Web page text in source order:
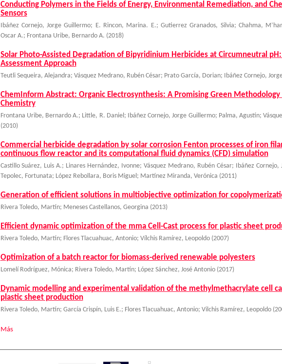
Conducting Polymers in the Fields of Energy, Environmental Remediation, and
Sensors
Ibáñez Cornejo, Jorge Guillermo; E. Rincon, Marina. E.;Gutierrez Granados, Silvia;Chahma,
Oscar A.; Frontana Uribe, Bernardo A. (2018)
Solar Photo-Assisted Degradation of Bipyridinium Herbicides at Circumneutral pH:
Assessment Approach
Teutli Sequeira, Alejandra; Vásquez Medrano, Rubén César; Prato García, Dorian; Ibáñez Cornejo,
ChemInform Abstract: Organic Electrosynthesis: A Promising Green Methodology
Chemistry
Frontana Uribe, Bernardo A.; Little, R. Daniel ; Ibáñez Cornejo, Jorge Guillermo; Palma, Agustín;
(2010)
Commercial herbicide degradation by solar corrosion Fenton processes of iron
continuous flow reactor and its computational fluid dynamics (CFD) simulation
Castillo Suárez, Luis A.; Linares Hernández, Ivonne;Vásquez Medrano, Rubén César; Ibáñez
Tepolec, Fortunata; López Rebollara, Boris Miguel ; Martínez Miranda, Verónica (2011)
Generation of efficient solutions in multiobjective optimization for
Rivera Toledo, Martín; Meneses Castellanos, Georgina (2013)
Efficient dynamic optimization of the mma Cell-Cast process for plastic sheet
Rivera Toledo, Martín; Flores Tlacuahuac, Antonio; Vílchis Ramírez, Leopoldo (2007)
Optimization of a batch reactor for biomass-derived renewable polyesters
Lomelí Rodríguez, Mónica; Rivera Toledo, Martín; López Sánchez, José Antonio (2017)
Dynamic modelling and experimental validation of the methylmethacrylate cell
plastic sheet production
Rivera Toledo, Martín; García Crispín, Luis E.; Flores Tlacuahuac, Antonio; Vilchis Ramírez, Leopoldo (
Más